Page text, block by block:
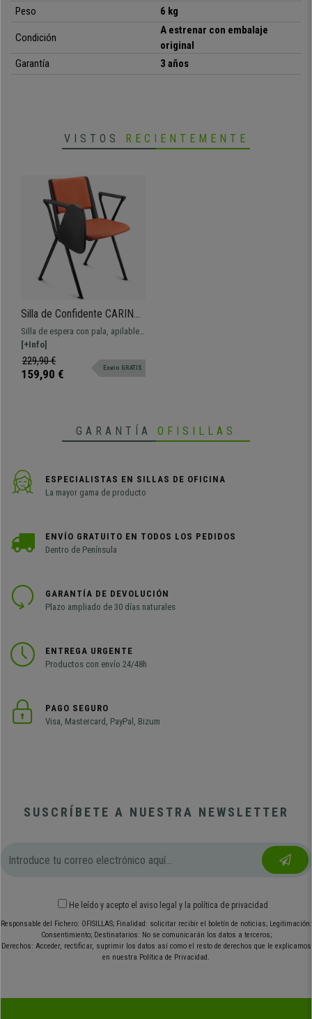
Peso
6 kg
Condición
A estrenar con embalaje
original
Garantía
3 años
VISTOS RECIENTEMENTE
Silla de Confidente CARINA
CON PALA, Apilable,
Ganchos de Unión, Patas
Negras y Piel Naranja
Silla de espera con pala, apilable y
con sistema de ganchos de unión.
Atractiva línea moderna,
disponibles con tapizado, pala y
[+Info]
229,90 €
159,90 € Envio GRATIS
GARANTÍA OFISILLAS
ESPECIALISTAS EN SILLAS DE OFICINA
La mayor gama de producto
ENVÍO GRATUITO EN TODOS LOS PEDIDOS
Dentro de Península
GARANTÍA DE DEVOLUCIÓN
Plazo ampliado de 30 días naturales
ENTREGA URGENTE
Productos con envío 24/48h
PAGO SEGURO
Visa, Mastercard, PayPal, Bizum
SUSCRÍBETE A NUESTRA NEWSLETTER
He leído y acepto el aviso legal y la política de privacidad
Responsable del Fichero: OFISILLAS; Finalidad: solicitar recibir el boletín de noticias; Legitimación:
Consentimiento; Destinatarios: No se comunicarán los datos a terceros;
Derechos: Acceder, rectificar, suprimir los datos así como el resto de derechos que le explicamos
en nuestra Política de Privacidad.